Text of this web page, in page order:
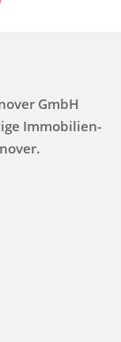
GmbH
Immo­bilien­